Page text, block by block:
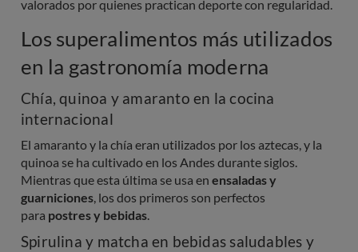
valorados por quienes practican deporte con regularidad.
Los superalimentos más utilizados
en la gastronomía moderna
Chía, quinoa y amaranto en la cocina
internacional
El amaranto y la chía eran utilizados por los aztecas, y la
quinoa se ha cultivado en los Andes durante siglos.
Mientras que esta última se usa en ensaladas y
guarniciones, los dos primeros son perfectos
para postres y bebidas.
Spirulina y matcha en bebidas saludables y